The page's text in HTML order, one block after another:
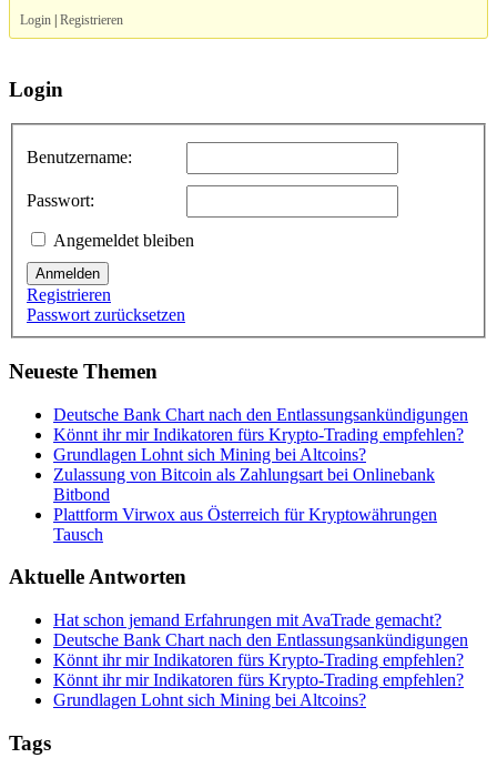
Login |Registrieren
Login
Benutzername:
Passwort:
Angemeldet bleiben
Anmelden
Registrieren
Passwort zurücksetzen
Neueste Themen
Deutsche Bank Chart nach den Entlassungsankündigungen
Könnt ihr mir Indikatoren fürs Krypto-Trading empfehlen?
Grundlagen Lohnt sich Mining bei Altcoins?
Zulassung von Bitcoin als Zahlungsart bei Onlinebank
Bitbond
Plattform Virwox aus Österreich für Kryptowährungen
Tausch
Aktuelle Antworten
Hat schon jemand Erfahrungen mit AvaTrade gemacht?
Deutsche Bank Chart nach den Entlassungsankündigungen
Könnt ihr mir Indikatoren fürs Krypto-Trading empfehlen?
Könnt ihr mir Indikatoren fürs Krypto-Trading empfehlen?
Grundlagen Lohnt sich Mining bei Altcoins?
Tags